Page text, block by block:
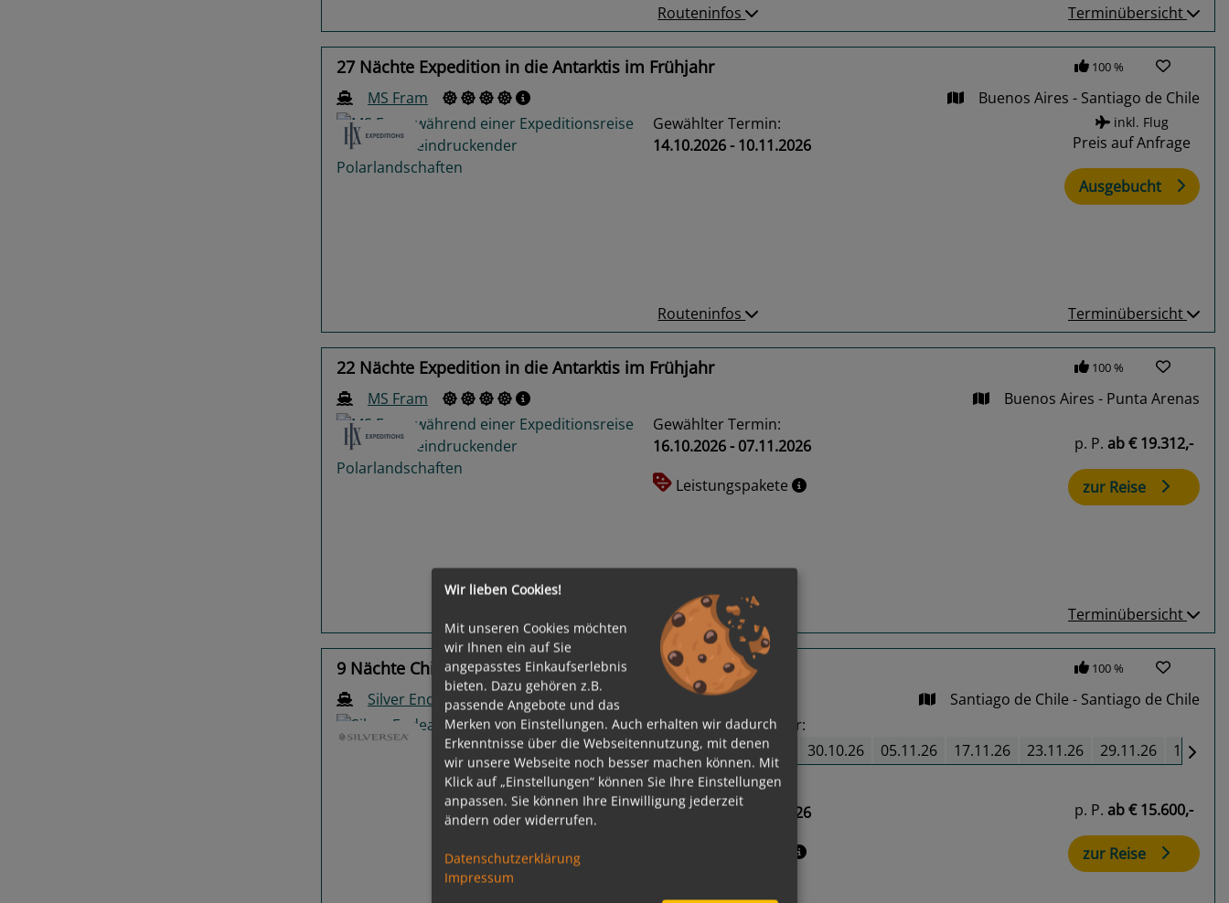
Routeninfos Terminübersicht
27 Nächte Expedition in die Antarktis im Frühjahr 100 %
MS Fram Buenos Aires - Santiago de Chile
Gewählter Termin:
14.10.2026 - 10.11.2026
inkl. Flug
Preis auf Anfrage
Ausgebucht
Routeninfos Terminübersicht
22 Nächte Expedition in die Antarktis im Frühjahr 100 %
MS Fram Buenos Aires - Punta Arenas
Gewählter Termin:
16.10.2026 - 07.11.2026
Leistungspakete
p. P. ab€ 19.312,-
zur Reise
Routeninfos Terminübersicht
9 Nächte Chile, Antarktis 100 %
Silver Endeavour Santiago de Chile - Santiago de Chile
12Termine verfügbar:
18.10.26
24.10.26 30.10.26 05.11.26 17.11.26 23.11.26 29.11.26
Gewählter Termin:
18.10.2026 - 27.10.2026
p. P. ab€ 15.600,-
zur Reise
Wir lieben Cookies!
Mit unseren Cookies möchten
wir Ihnen ein auf Sie
angepasstes Einkaufserlebnis
bieten. Dazu gehören z.B.
passende Angebote und das
Merken von Einstellungen. Auch erhalten wir dadurch
Erkenntnisse über die Webseitennutzung, mit denen
wir unsere Webseite noch besser machen können. Mit
Klick auf „Einstellungen“ können Sie Ihre Einstellungen
anpassen. Sie können Ihre Einwilligung jederzeit
ändern oder widerrufen.
Datenschutzerklärung
Impressum